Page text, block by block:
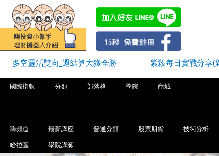
多空靈活雙向_週結算大獲全勝 紫殺每日實戰分享(
國際指數 分類 部落格 學院 商城
嗨頻道 最新講座 普通分類 股票期貨 技術分析
哈拉區 學院講師